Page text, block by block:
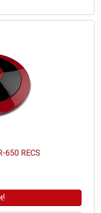
650 RECS